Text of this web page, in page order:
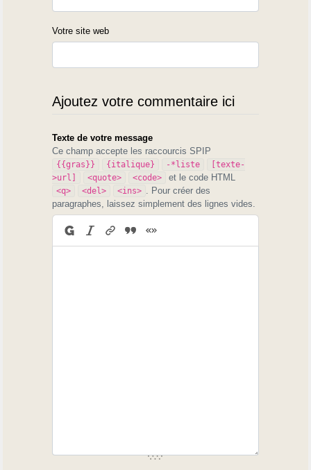
Votre site web
Ajoutez votre commentaire ici
Texte de votre message
Ce champ accepte les raccourcis SPIP
{{gras}} {italique} -*liste
[texte-
>url]
<quote> <code> et le code HTML
<q> <del> <ins>
. Pour créer des
paragraphes, laissez simplement des lignes vides.